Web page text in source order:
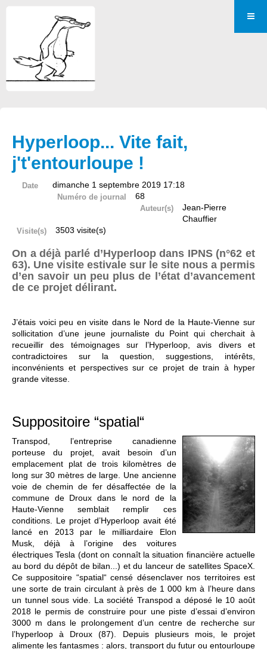
Hyperloop... Vite fait,
j't'entourloupe !
Date dimanche 1 septembre 2019 17:18
Numéro de journal 68
Auteur(s)
Jean-Pierre
Chauffier
Visite(s) 3503 visite(s)
On a déjà parlé d’Hyperloop dans IPNS (n°62 et
63). Une visite estivale sur le site nous a permis
d’en savoir un peu plus de l’état d’avancement
de ce projet délirant.
J’étais voici peu en visite dans le Nord de la Haute-Vienne sur
sollicitation d’une jeune journaliste du Point qui cherchait à
recueillir des témoignages sur l’Hyperloop, avis divers et
contradictoires sur la question, suggestions, intérêts,
inconvénients et perspectives sur ce projet de train à hyper
grande vitesse.
Suppositoire “spatial“
Transpod, l’entreprise canadienne
porteuse du projet, avait besoin d’un
emplacement plat de trois kilomètres de
long sur 30 mètres de large. Une ancienne
voie de chemin de fer désaffectée de la
commune de Droux dans le nord de la
Haute-Vienne semblait remplir ces
conditions. Le projet d’Hyperloop avait été
lancé en 2013 par le milliardaire Elon
Musk, déjà à l’origine des voitures
électriques Tesla (dont on connaît la situation financière actuelle
au bord du dépôt de bilan...) et du lanceur de satellites SpaceX.
Ce suppositoire “spatial“ censé désenclaver nos territoires est
une sorte de train circulant à près de 1 000 km à l’heure dans
un tunnel sous vide. La société Transpod a déposé le 10 août
2018 le permis de construire pour une piste d’essai d’environ
3000 m dans le prolongement d’un centre de recherche sur
l’hyperloop à Droux (87). Depuis plusieurs mois, le projet
alimente les fantasmes : alors, transport du futur ou entourloupe